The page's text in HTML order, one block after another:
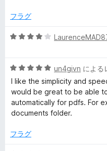
5
評
フラグ
5
中
4
の
評
価
5
段
階
中
5
評
un4givn による
I like the simplicity and
would be great to be able
automatically for pdfs. For
documents folder.
フラグ